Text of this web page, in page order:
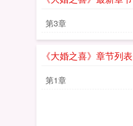
第3章
《大婚之喜》章节列表
第1章